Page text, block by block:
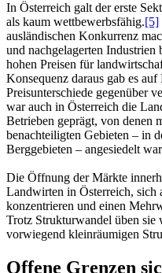
In Österreich galt der erste
als kaum wettbewerbsfähig.[5]
ausländischen Konkurrenz
und nachgelagerten Industrien
hohen Preisen für
Konsequenz daraus gab es
Preisunterschiede gegenüber
war auch in Österreich die
Betrieben geprägt, von denen
benachteiligten Gebieten – in
Berggebieten – angesiedelt
Die Öffnung der Märkte
Landwirten in Österreich, sich
konzentrieren und einen
Trotz Strukturwandel üben
vorwiegend kleinräumigen
Offene Grenzen